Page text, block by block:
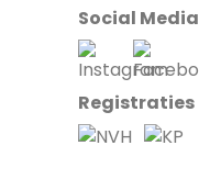
Social Media
Registraties